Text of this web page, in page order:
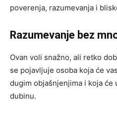
poverenja, razumevanja i
Razumevanje bez
Ovan voli snažno, ali retko
se pojavljuje osoba koja će
dugim objašnjenjima i koja će
dubinu.